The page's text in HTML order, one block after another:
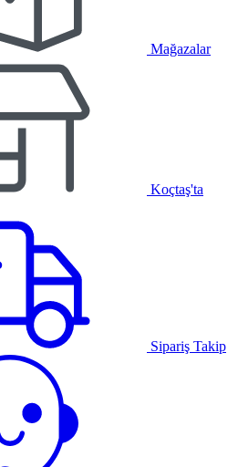
Mağazalar
Koçtaş'ta
Sipariş Takip